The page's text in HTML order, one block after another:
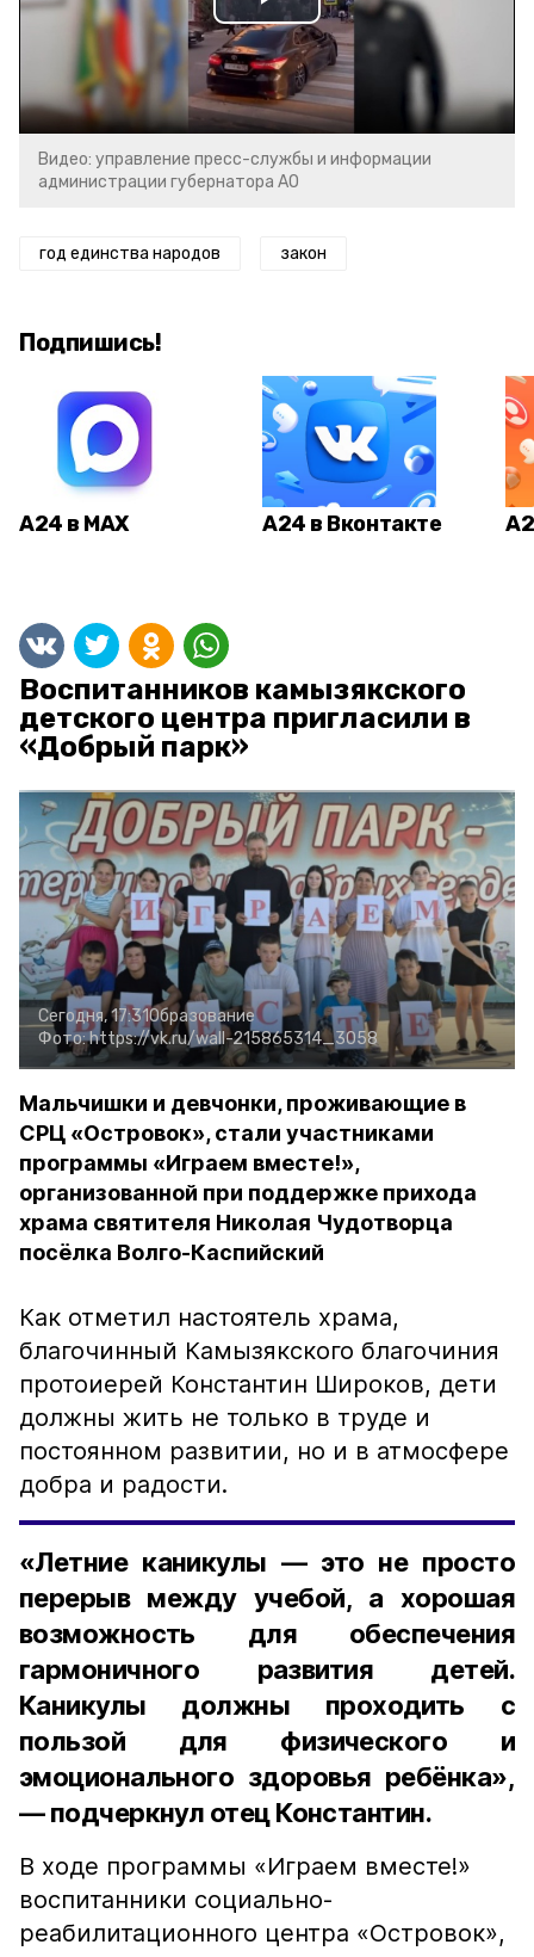
Play
Video
Видео: управление пресс-службы и информации
администрации губернатора АО
год единства народов закон
Подпишись!
А24 в MAX А24 в Вконтакте
Воспитанников камызякского
детского центра пригласили в
«Добрый парк»
Сегодня, 17:31Образование
Фото:https://vk.ru/wall-215865314_3058
Мальчишки и девчонки, проживающие в
СРЦ «Островок», стали участниками
программы «Играем вместе!»,
организованной при поддержке прихода
храма святителя Николая Чудотворца
посёлка Волго-Каспийский
Как отметил настоятель храма,
благочинный Камызякского благочиния
протоиерей Константин Широков, дети
должны жить не только в труде и
постоянном развитии, но и в атмосфере
добра и радости.
«Летние каникулы — это не просто
перерыв между учебой, а хорошая
возможность для обеспечения
гармоничного развития детей.
Каникулы должны проходить с
пользой для физического и
эмоционального здоровья ребёнка»,
— подчеркнул отец Константин.
В ходе программы «Играем вместе!»
воспитанники социально-
реабилитационного центра «Островок»,